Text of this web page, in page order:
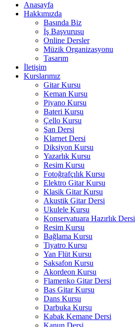
Anasayfa
Hakkımızda
Basında Biz
İş Başvurusu
Online Dersler
Müzik Organizasyonu
Tasarım
İletişim
Kurslarımız
Gitar Kursu
Keman Kursu
Piyano Kursu
Bateri Kursu
Çello Kursu
Şan Dersi
Klarnet Dersi
Diksiyon Kursu
Yazarlık Kursu
Resim Kursu
Fotoğrafçılık Kursu
Elektro Gitar Kursu
Klasik Gitar Kursu
Akustik Gitar Dersi
Ukulele Kursu
Konservatuara Hazırlık Dersi
Resim Kursu
Bağlama Kursu
Tiyatro Kursu
Yan Flüt Kursu
Saksafon Kursu
Akordeon Kursu
Flamenko Gitar Dersi
Bas Gitar Kursu
Dans Kursu
Darbuka Kursu
Kabak Kemane Dersi
Kanun Dersi